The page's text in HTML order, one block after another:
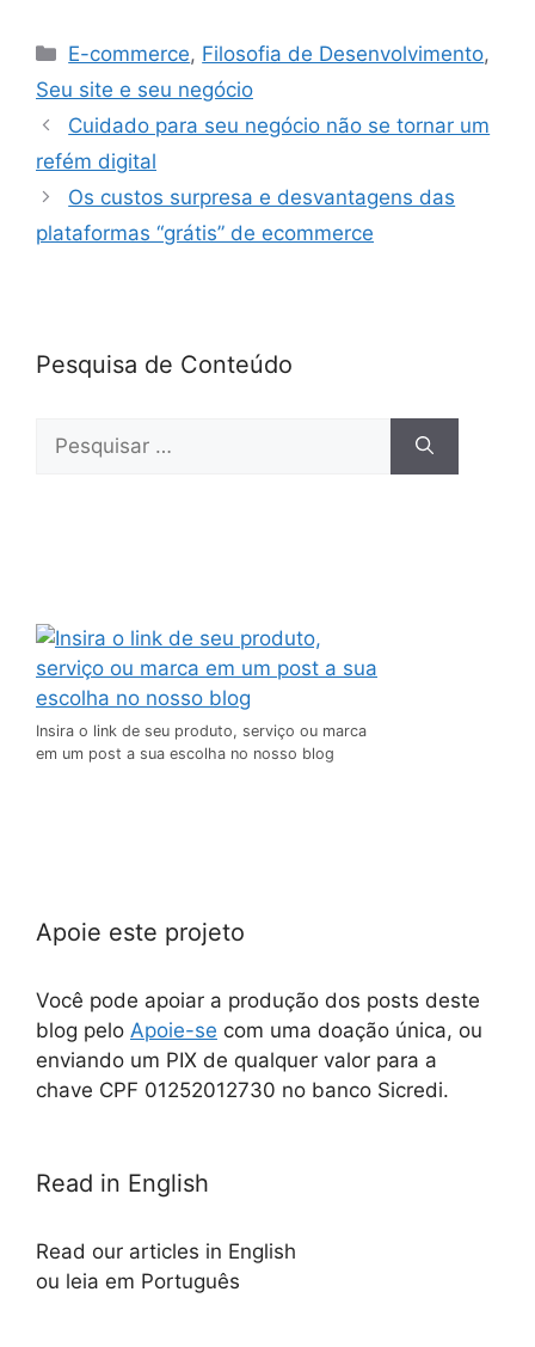
c
e
b
o
o
k
itt
er
k
e
dI
at
s
A
p
ar
E-commerce, Filosofia de Desenvolvimento,
Seu site e seu negócio
Cuidado para seu negócio não se tornar um
refém digital
Os custos surpresa e desvantagens das
plataformas “grátis” de ecommerce
Pesquisa de Conteúdo
Insira o link de seu produto, serviço ou marca
em um post a sua escolha no nosso blog
Apoie este projeto
Você pode apoiar a produção dos posts deste
blog pelo Apoie-se com uma doação única, ou
enviando um PIX de qualquer valor para a
chave CPF 01252012730 no banco Sicredi.
Read in English
Read our articles in English
ou leia em Português